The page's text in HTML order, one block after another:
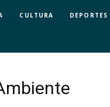
CULTURA DEPORTES